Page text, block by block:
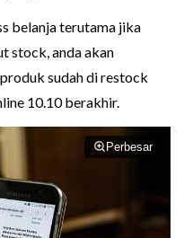
belanja terutama jika
stock, anda akan
sudah di restock
10.10 berakhir.
Perbesar